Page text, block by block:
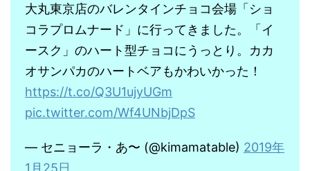
大丸東京店のバレンタインチョコ会場「ショ
コラプロムナード」に行ってきました。「イ
ースク」のハート型チョコにうっとり。カカ
オサンパカのハートベアもかわいかった！
https://t.co/Q3U1ujyUGm
pic.twitter.com/Wf4UNbjDpS
— セニョーラ・あ〜 (@kimamatable) 2019年
1月25日